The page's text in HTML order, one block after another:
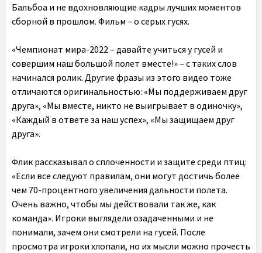
Бальбоа и не вдохновляющие кадры лучших моментов
сборной в прошлом. Фильм – о серых гусях.
«Чемпионат мира-2022 – давайте учиться у гусей и
совершим наш большой полет вместе!» – с таких слов
начинался ролик. Другие фразы из этого видео тоже
отличаются оригинальностью: «Мы поддерживаем друг
друга», «Мы вместе, никто не выигрывает в одиночку»,
«Каждый в ответе за наш успех», «Мы защищаем друг
друга».
Флик рассказывал о сплоченности и защите среди птиц:
«Если все следуют правилам, они могут достичь более
чем 70-процентного увеличения дальности полета.
Очень важно, чтобы мы действовали так же, как
команда». Игроки выглядели озадаченными и не
понимали, зачем они смотрели на гусей. После
просмотра игроки хлопали, но их мысли можно прочесть